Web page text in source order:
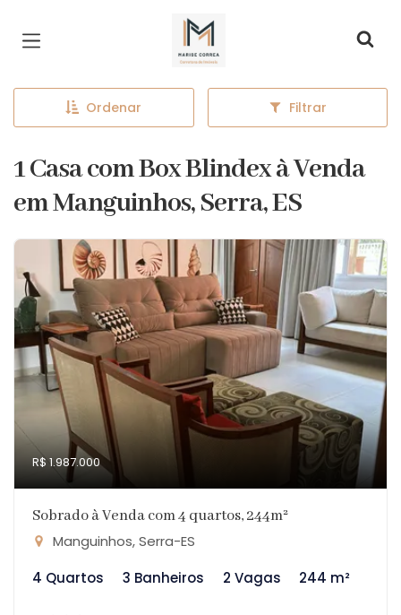
Página inicial
Ordenar Filtrar
1 Casa com Box Blindex à Venda
em Manguinhos, Serra, ES
R$ 1.987.000
Sobrado à Venda com 4 quartos, 244m²
Manguinhos, Serra-ES
4 Quartos
3 Banheiros 2 Vagas 244 m²